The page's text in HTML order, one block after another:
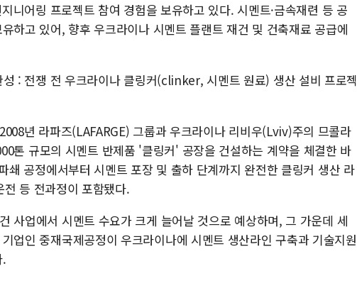
니어링 프로젝트 참여 경험을 보유하고 있다. 시멘트·금속재련 등 공
하고 있어, 향후 우크라이나 시멘트 플랜트 재건 및 건축재료 공급에
: 전쟁 전 우크라이나 클링커(clinker, 시멘트 원료) 생산 설비 프로젝
년 라파즈(LAFARGE) 그룹과 우크라이나 리비우(Lviv)주의 므콜라
톤 규모의 시멘트 반제품 '클링커' 공장을 건설하는 계약을 체결한 바
쇄 공정에서부터 시멘트 포장 및 출하 단계까지 완전한 클링커 생산 라
등 전과정이 포함됐다.
사업에서 시멘트 수요가 크게 늘어날 것으로 예상하며, 그 가운데 세
업인 중재국제공정이 우크라이나에 시멘트 생산라인 구축과 기술지원
.